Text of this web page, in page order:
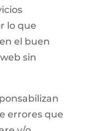
lo que
el buen
sin
errores que